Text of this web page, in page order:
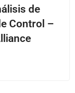
de
Control –